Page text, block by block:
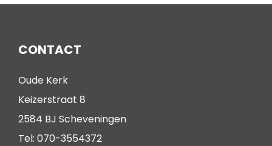
CONTACT
Oude Kerk
Keizerstraat 8
2584 BJ Scheveningen
Tel: 070-3554372